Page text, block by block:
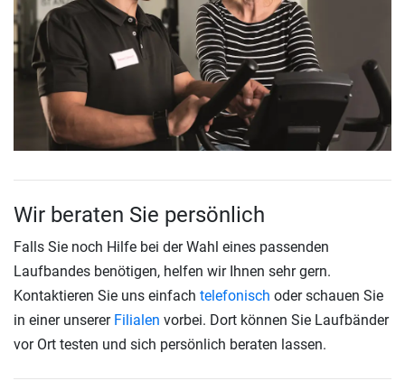
Wir beraten Sie persönlich
Falls Sie noch Hilfe bei der Wahl eines passenden
Laufbandes benötigen, helfen wir Ihnen sehr gern.
Kontaktieren Sie uns einfach telefonisch oder schauen Sie
in einer unserer Filialen vorbei. Dort können Sie Laufbänder
vor Ort testen und sich persönlich beraten lassen.